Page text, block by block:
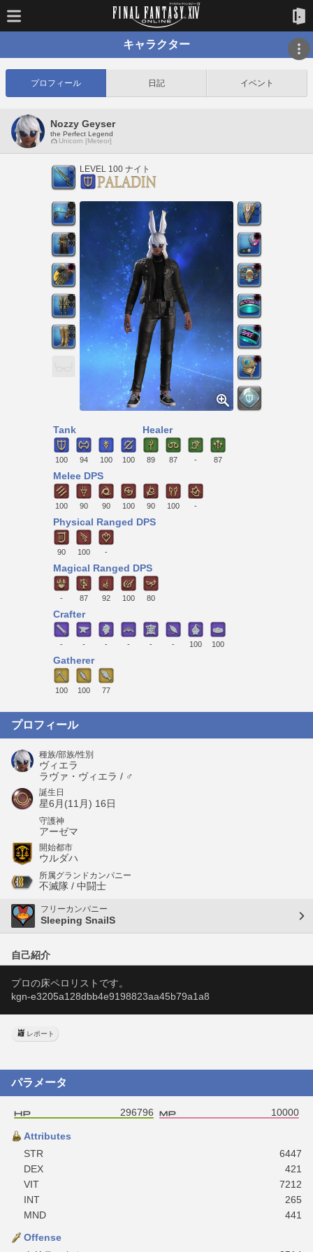
キャラクター
プロフィール 日記 イベント
Nozzy Geyser
the Perfect Legend
Unicorn [Meteor]
LEVEL 100 ナイト
Tank
100 94 100 100
Healer
89 87 - 87
Melee DPS
100 90 90 100 90 100 -
Physical Ranged DPS
90 100 -
Magical Ranged DPS
- 87 92 100 80
Crafter
- - - - - - 100 100
Gatherer
100 100 77
プロフィール
種族/部族/性別
ヴィエラ
ラヴァ・ヴィエラ / ♂
誕生日
星6月(11月) 16日
守護神
アーゼマ
開始都市
ウルダハ
所属グランドカンパニー
不滅隊 / 中闘士
フリーカンパニー
Sleeping SnailS
自己紹介
プロの床ペロリストです。
kgn-e3205a128dbb4e9198823aa45b79a1a8
レポート
パラメータ
296796 10000
Attributes
STR
6447
DEX
421
VIT
7212
INT
265
MND
441
Offense